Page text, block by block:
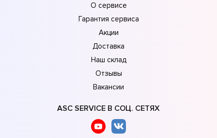
О сервисе
Гарантия сервиса
Акции
Доставка
Наш склад
Отзывы
Вакансии
ASC SERVICE В СОЦ. СЕТЯХ